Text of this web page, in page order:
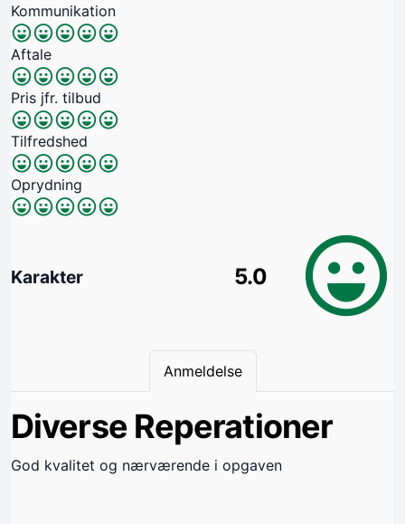
Kommunikation
Aftale
Pris jfr. tilbud
Tilfredshed
Oprydning
Karakter 5.0
Anmeldelse
Diverse Reperationer
God kvalitet og nærværende i opgaven